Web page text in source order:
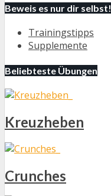
Beweis es nur dir selbst!
Trainingstipps
Supplemente
Beliebteste Übungen
Kreuzheben
Crunches